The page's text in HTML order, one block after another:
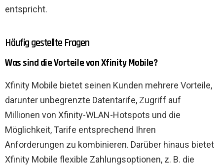
entspricht.
Häufig gestellte Fragen
Was sind die Vorteile von Xfinity Mobile?
Xfinity Mobile bietet seinen Kunden mehrere Vorteile,
darunter unbegrenzte Datentarife, Zugriff auf
Millionen von Xfinity-WLAN-Hotspots und die
Möglichkeit, Tarife entsprechend Ihren
Anforderungen zu kombinieren. Darüber hinaus bietet
Xfinity Mobile flexible Zahlungsoptionen, z. B. die